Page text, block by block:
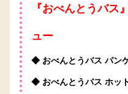
『おべんとうバス
ュー
◆ おべんとうバス パン
◆ おべんとうバス ホッ